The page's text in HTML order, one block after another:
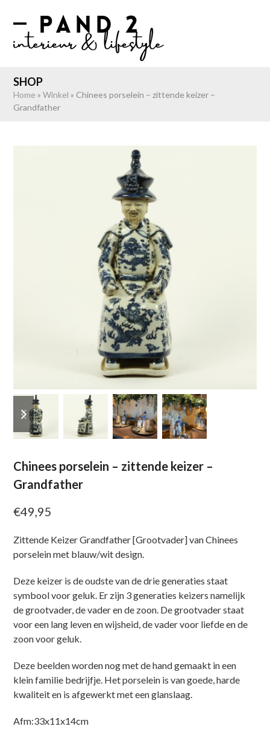
content
Open
menu
Close
menu
SHOP
Home »Winkel » Chinees porselein – zittende keizer –
Grandfather
previous
slide
next
slide
Chinees porselein – zittende keizer –
Grandfather
€49,95
Zittende Keizer Grandfather [Grootvader] van Chinees
porselein met blauw/wit design.
Deze keizer is de oudste van de drie generaties staat
symbool voor geluk. Er zijn 3 generaties keizers namelijk
de grootvader, de vader en de zoon. De grootvader staat
voor een lang leven en wijsheid, de vader voor liefde en de
zoon voor geluk.
Deze beelden worden nog met de hand gemaakt in een
klein familie bedrijfje. Het porselein is van goede, harde
kwaliteit en is afgewerkt met een glanslaag.
Afm:33x11x14cm